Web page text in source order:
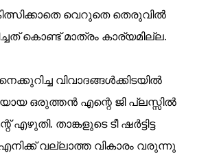
വെറുതെ തെരുവില്‍
കൊണ്ട് മാത്രം കാര്യമില്ല.
വിവാദങ്ങള്‍ക്കിടയില്‍
ഒരുത്തന്‍ എന്റെ ജി പ്ലസ്സില്‍
താങ്കളുടെ ടീ ഷര്‍ട്ടിട്ട
എനിക്ക് വല്ലാത്ത വികാരം വരുന്നു